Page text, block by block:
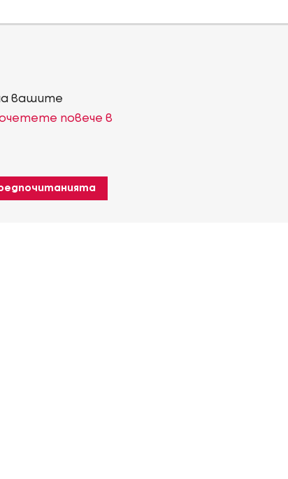
вашите
повече в